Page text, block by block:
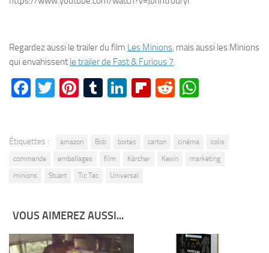
Regardez aussi le trailer du film Les Minions, mais aussi les Minions
qui envahissent le trailer de Fast & Furious 7.
Facebook
Twitter
Pinterest
Tumblr
LinkedIn
Flipboard
Reddit
Étiquettes : amazon Bob boites carton cinéma
colis
commande
emballages film Kärcher Kevin
marketing
minions
Stuart Tic Tac Universal
VOUS AIMEREZ AUSSI...